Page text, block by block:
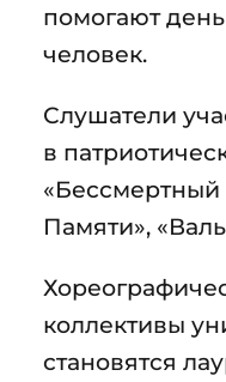
помогают
человек.
Слушатели
в
«Бессмертный
Памяти»,
коллективы
становятся